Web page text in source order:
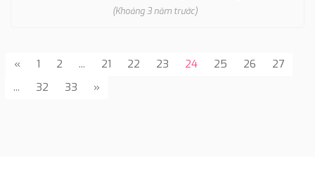
Việc Khắc Nghiệt Luôn Là Ưu Tiên
(Khoảng 3 năm trước)
« 1 2 ... 21 22 23 24 25 26
27
...
32 33 »